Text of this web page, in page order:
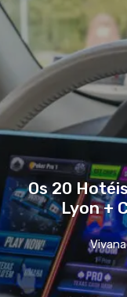
Os 20
Lyon +